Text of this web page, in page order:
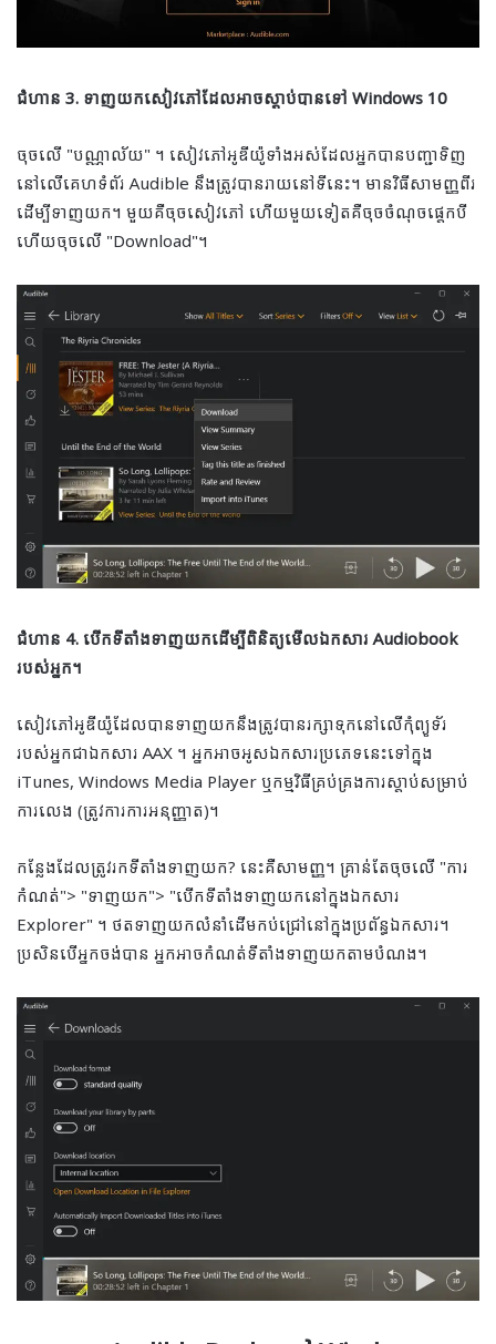
ជំហាន 3. ទាញយកសៀវភៅដែលអាចស្តាប់បានទៅ Windows 10
ចុចលើ "បណ្ណាល័យ" ។ សៀវភៅអូឌីយ៉ូទាំងអស់ដែលអ្នកបានបញ្ជាទិញ
នៅលើគេហទំព័រ Audible នឹងត្រូវបានរាយនៅទីនេះ។ មានវិធីសាមញ្ញពីរ
ដើម្បីទាញយក។ មួយ​គឺ​ចុច​សៀវភៅ ហើយ​មួយ​ទៀត​គឺ​ចុច​ចំណុច​ផ្ដេក​បី​
ហើយ​ចុច​លើ "Download"។
ជំហាន 4. បើកទីតាំងទាញយកដើម្បីពិនិត្យមើលឯកសារ Audiobook
របស់អ្នក។
សៀវភៅអូឌីយ៉ូដែលបានទាញយកនឹងត្រូវបានរក្សាទុកនៅលើកុំព្យូទ័រ
របស់អ្នកជាឯកសារ AAX ។ អ្នកអាចអូសឯកសារប្រភេទនេះទៅក្នុង
iTunes, Windows Media Player ឬកម្មវិធីគ្រប់គ្រងការស្តាប់សម្រាប់
ការលេង (ត្រូវការការអនុញ្ញាត)។
កន្លែងដែលត្រូវរកទីតាំងទាញយក? នេះគឺសាមញ្ញ។ គ្រាន់តែចុចលើ "ការ
កំណត់"> "ទាញយក"> "បើកទីតាំងទាញយកនៅក្នុងឯកសារ
Explorer" ។ ថតទាញយកលំនាំដើមកប់ជ្រៅនៅក្នុងប្រព័ន្ធឯកសារ។
ប្រសិនបើអ្នកចង់បាន អ្នកអាចកំណត់ទីតាំងទាញយកតាមបំណង។